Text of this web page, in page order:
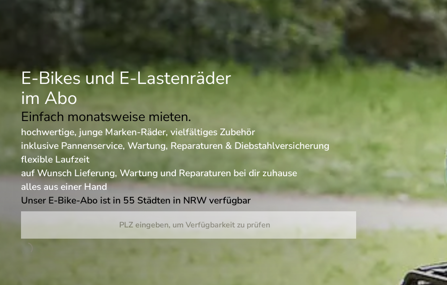
E-Bikes und E-Lastenräder
im Abo
Einfach monatsweise mieten.
hochwertige, junge Marken-Räder, vielfältiges Zubehör
inklusive Pannenservice, Wartung, Reparaturen & Diebstahlversicherung
flexible Laufzeit
auf Wunsch Lieferung, Wartung und Reparaturen bei dir zuhause
alles aus einer Hand
Unser E-Bike-Abo ist in 55 Städten in NRW verfügbar